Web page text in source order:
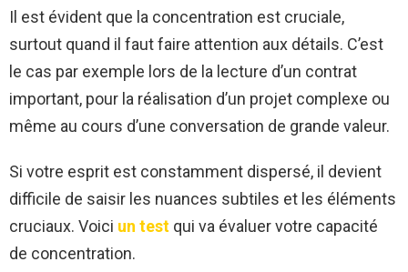
Il est évident que la concentration est cruciale,
surtout quand il faut faire attention aux détails. C’est
le cas par exemple lors de la lecture d’un contrat
important, pour la réalisation d’un projet complexe ou
même au cours d’une conversation de grande valeur.
Si votre esprit est constamment dispersé, il devient
difficile de saisir les nuances subtiles et les éléments
cruciaux. Voici un test qui va évaluer votre capacité
de concentration.